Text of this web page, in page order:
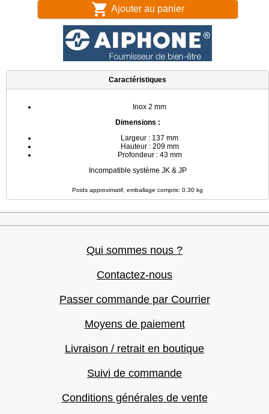
Ajouter au panier
Caractéristiques
Inox 2 mm
Dimensions :
Largeur : 137 mm
Hauteur : 209 mm
Profondeur : 43 mm
Incompatible système JK & JP
Poids approximatif, emballage compris: 0.30 kg
Qui sommes nous ?
Contactez-nous
Passer commande par Courrier
Moyens de paiement
Livraison / retrait en boutique
Suivi de commande
Conditions générales de vente